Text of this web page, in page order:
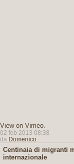
View on Vimeo.
02 feb 2013 08:38
da Domenico
Centinaia di migranti
internazionale